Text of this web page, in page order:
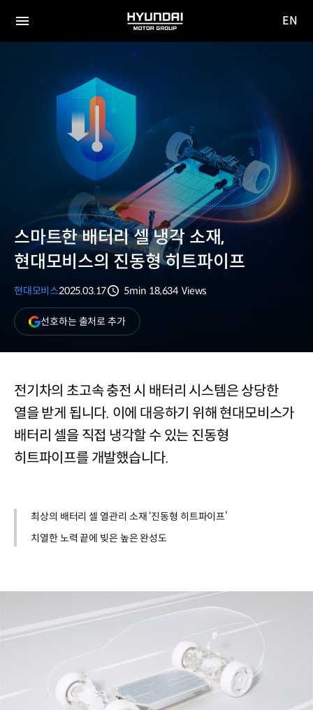
전체
HYUNDAI
MOTOR
GROUP
EN
스마트한 배터리 셀 냉각 소재,
현대모비스의 진동형 히트파이프
현대모비스2025.03.17
5min 18,634 Views
선호하는 출처로 추가(새
창
열림)
전기차의 초고속 충전 시 배터리 시스템은 상당한
열을 받게 됩니다. 이에 대응하기 위해 현대모비스가
배터리 셀을 직접 냉각할 수 있는 진동형
히트파이프를 개발했습니다.
최상의 배터리 셀 열관리 소재 ‘진동형 히트파이프’
치열한 노력 끝에 빚은 높은 완성도